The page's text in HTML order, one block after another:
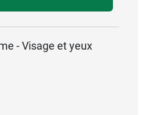
- Visage et yeux